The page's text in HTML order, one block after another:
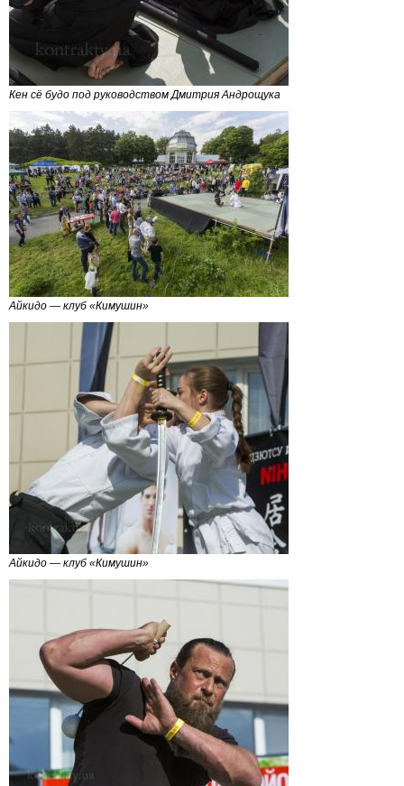
Кен сё будо под руководством Дмитрия Андрощука
Айкидо — клуб «Кимушин»
Айкидо — клуб «Кимушин»